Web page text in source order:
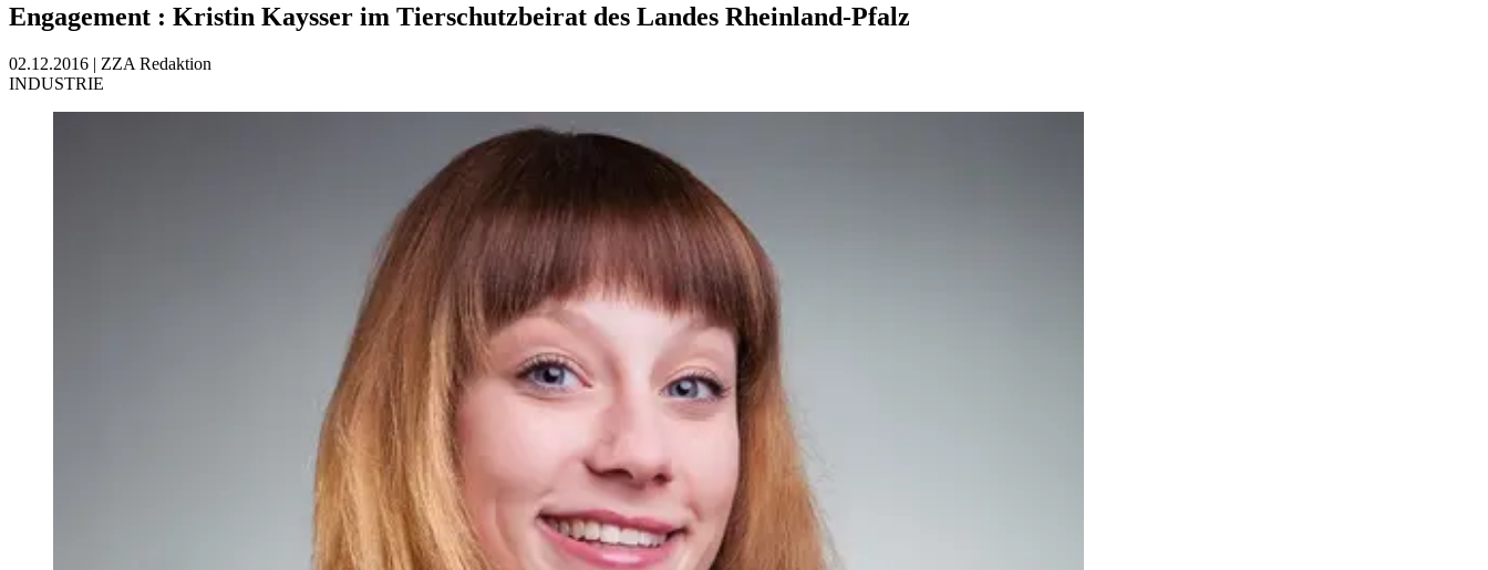
Engagement : Kristin Kaysser im Tierschutzbeirat des Landes Rheinland-Pfalz
02.12.2016 | ZZA Redaktion
INDUSTRIE